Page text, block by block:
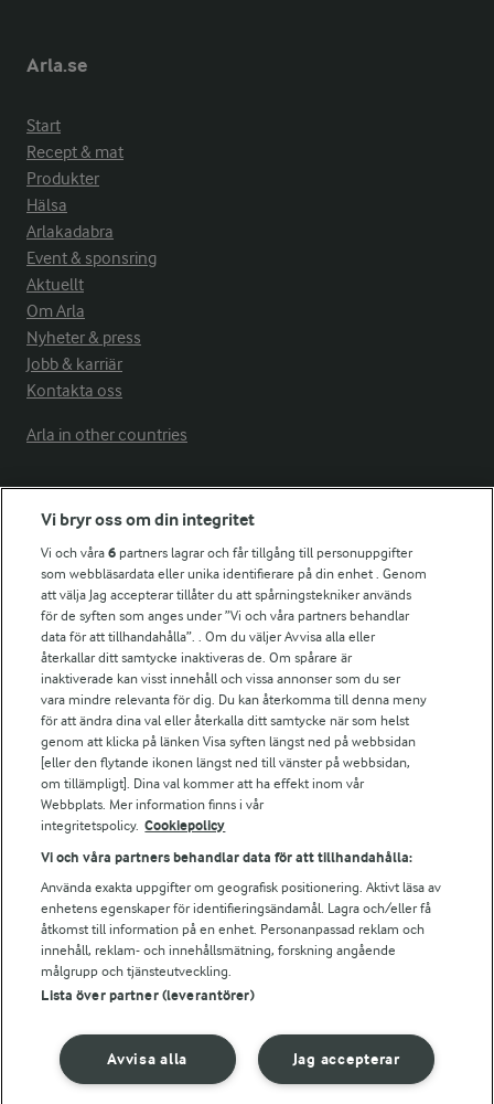
Arla.se
Start
Recept & mat
Produkter
Hälsa
Arlakadabra
Event & sponsring
Aktuellt
Om Arla
Nyheter & press
Jobb & karriär
Kontakta oss
Arla in other countries
Fler Arlasajter
För ägare
Arlas kundportal
Arla.com
Falbygdens Ost
Arla webbshop
Bildbank
Följ oss
© 2026 Arla Foods
Integritetspolicy
Vi bryr oss om din integritet
Vi och våra6 partners lagrar och får tillgång till personuppgifter
som webbläsardata eller unika identifierare på din enhet . Genom
att välja Jag accepterar tillåter du att spårningstekniker används
för de syften som anges under ”Vi och våra partners behandlar
data för att tillhandahålla”. . Om du väljer Avvisa alla eller
återkallar ditt samtycke inaktiveras de. Om spårare är
inaktiverade kan visst innehåll och vissa annonser som du ser
vara mindre relevanta för dig. Du kan återkomma till denna meny
för att ändra dina val eller återkalla ditt samtycke när som helst
genom att klicka på länken Visa syften längst ned på webbsidan
[eller den flytande ikonen längst ned till vänster på webbsidan,
om tillämpligt]. Dina val kommer att ha effekt inom vår
Webbplats. Mer information finns i vår
integritetspolicy. Cookiepolicy
Vi och våra partners behandlar data för att tillhandahålla:
Använda exakta uppgifter om geografisk positionering. Aktivt läsa av
enhetens egenskaper för identifieringsändamål. Lagra och/eller få
åtkomst till information på en enhet. Personanpassad reklam och
innehåll, reklam- och innehållsmätning, forskning angående
målgrupp och tjänsteutveckling.
Lista över partner (leverantörer)
Jag accepterar
Avvisa alla